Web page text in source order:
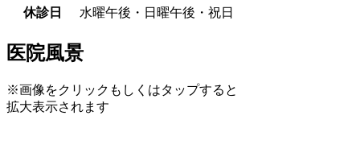
休診日
水曜午後・日曜午後・祝日
医院風景
※画像をクリックもしくはタップすると
拡大表示されます